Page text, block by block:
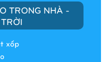
TRONG NHÀ -
xốp